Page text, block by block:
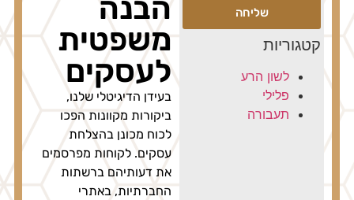
לשון הרע
תעבורה
הבנה
משפטית
לעסקים
בעידן הדיגיטלי שלנו,
ביקורות מקוונות הפכו
לכוח מכונן בהצלחת
עסקים. לקוחות מפרסמים
את דעותיהם ברשתות
החברתיות, באתרי